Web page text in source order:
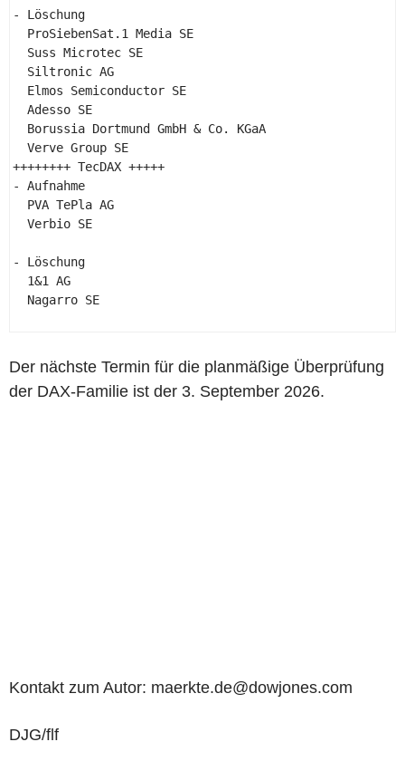
- Löschung
  ProSiebenSat.1 Media SE
  Suss Microtec SE
  Siltronic AG
  Elmos Semiconductor SE
  Adesso SE
  Borussia Dortmund GmbH & Co. KGaA
  Verve Group SE
++++++++ TecDAX +++++
- Aufnahme
  PVA TePla AG
  Verbio SE
- Löschung
  1&1 AG
  Nagarro SE
Der nächste Termin für die planmäßige Überprüfung
der DAX-Familie ist der 3. September 2026.
Kontakt zum Autor: maerkte.de@dowjones.com
DJG/flf